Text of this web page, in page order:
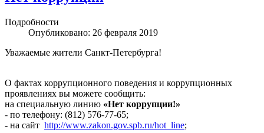
Подробности
Опубликовано: 26 февраля 2019
Уважаемые жители Санкт-Петербурга!
О фактах коррупционного поведения и коррупционных
проявлениях вы можете сообщить:
на специальную линию «Нет коррупции!»
- по телефону: (812) 576-77-65;
- на сайт http://www.zakon.gov.spb.ru/hot_line;